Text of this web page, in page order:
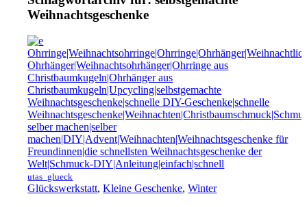
Weihnachtsgeschenke
utas_glueck
Glückswerkstatt,Kleine Geschenke,Winter